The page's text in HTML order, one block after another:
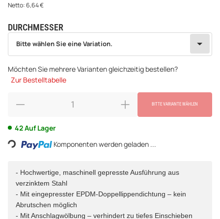
Netto:6,64€
DURCHMESSER
wählen
Bitte wählen Sie eine Variation.
Möchten Sie mehrere Varianten gleichzeitig bestellen?
Zur Bestelltabelle
BITTE VARIANTE WÄHLEN
42 Auf Lager
Loading... Komponenten werden geladen ...
- Hochwertige, maschinell gepresste Ausführung aus
verzinktem Stahl
- Mit eingepresster EPDM-Doppellippendichtung – kein
Abrutschen möglich
- Mit Anschlagwölbung – verhindert zu tiefes Einschieben